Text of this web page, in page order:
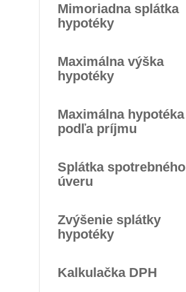
Mimoriadna splátka
hypotéky
Maximálna výška
hypotéky
Maximálna hypotéka
podľa príjmu
Splátka spotrebného
úveru
Zvýšenie splátky
hypotéky
Kalkulačka DPH